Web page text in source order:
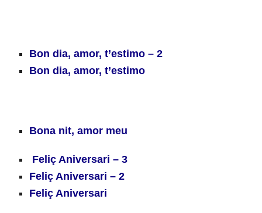
Bon dia, amor, t’estimo – 2
Bon dia, amor, t’estimo
Bona nit, amor meu
Feliç Aniversari – 3
Feliç Aniversari – 2
Feliç Aniversari